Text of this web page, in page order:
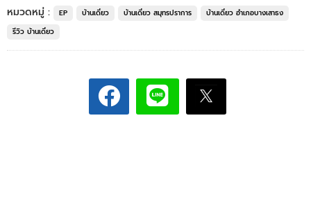
หมวดหมู่ :
EP บ้านเดี่ยว บ้านเดี่ยว สมุทรปราการ
บ้านเดี่ยว อำเภอบางเสาธง
รีวิว บ้านเดี่ยว